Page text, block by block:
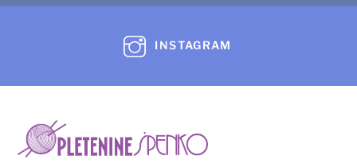
izdelka
INSTAGRAM